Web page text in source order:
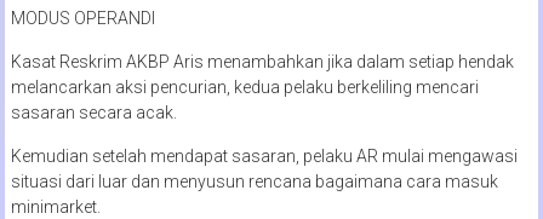
MODUS OPERANDI
Kasat Reskrim AKBP Aris menambahkan jika dalam setiap hendak
melancarkan aksi pencurian, kedua pelaku berkeliling mencari
sasaran secara acak.
Kemudian setelah mendapat sasaran, pelaku AR mulai mengawasi
situasi dari luar dan menyusun rencana bagaimana cara masuk
minimarket.